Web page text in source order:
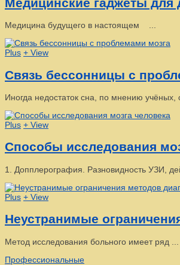
Медицина будущего в настоящем ...
Plus + View
Связь бессонницы с
Иногда недостаток сна, по мнению учёных,
Plus + View
Способы исследования
1. Допплерография. Разновидность УЗИ,
Plus + View
Неустранимые
Метод исследования больного имеет ряд ...
Профессиональные